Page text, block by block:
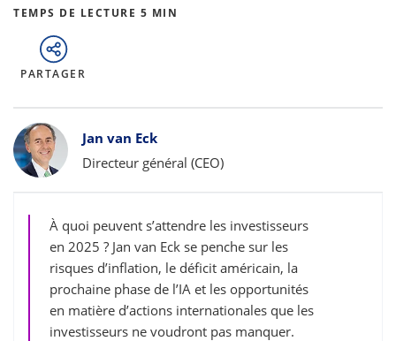
TEMPS DE LECTURE 5 MIN
PARTAGER
Bylines
Jan van Eck
Directeur général (CEO)
À quoi peuvent s’attendre les investisseurs
en 2025 ? Jan van Eck se penche sur les
risques d’inflation, le déficit américain, la
prochaine phase de l’IA et les opportunités
en matière d’actions internationales que les
investisseurs ne voudront pas manquer.